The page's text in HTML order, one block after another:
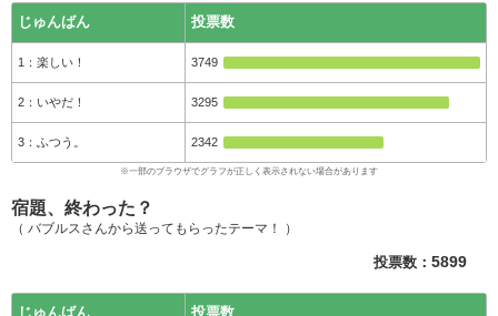
じゅんばん 投票数
楽しい！ 3749
いやだ！ 3295
ふつう。 2342
宿題、終わった？
（ バブルスさんから送ってもらったテーマ！ ）
投票数： 5899
じゅんばん 投票数